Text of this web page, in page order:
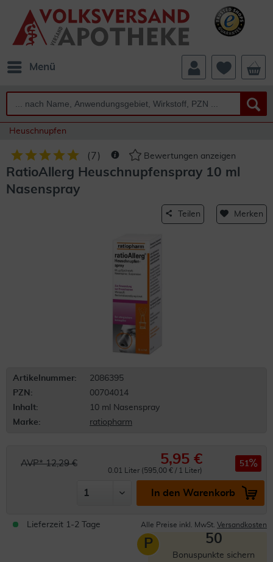
Menü
Heuschnupfen
( 7 ) Bewertungen anzeigen
RatioAllerg Heuschnupfenspray 10 ml
Nasenspray
Teilen Merken
Artikelnummer:
2086395
PZN:
00704014
Inhalt:
10 ml Nasenspray
Marke:
ratiopharm
AVP* 12,29 € 5,95 €
0.01 Liter (595,00 € / 1 Liter)
51
In den Warenkorb
Lieferzeit 1-2 Tage Alle Preise inkl. MwSt. Versandkosten
P 50
Bonuspunkte sichern